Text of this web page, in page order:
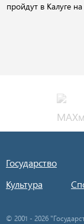
пройдут в Калуге
Государство
Культура
© 2001 - 2026